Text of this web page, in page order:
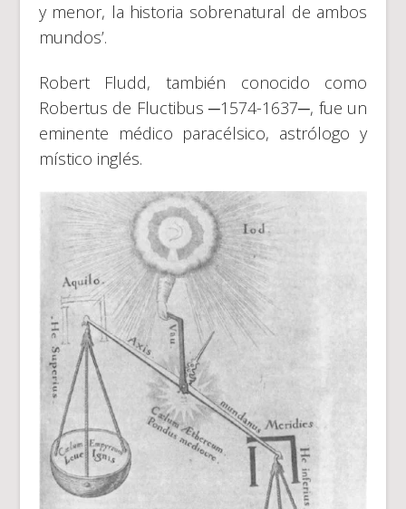
y menor, la historia sobrenatural de ambos
mundos’.
Robert Fludd, también conocido como
Robertus de Fluctibus ─1574-1637─, fue un
eminente médico paracélsico, astrólogo y
místico inglés.